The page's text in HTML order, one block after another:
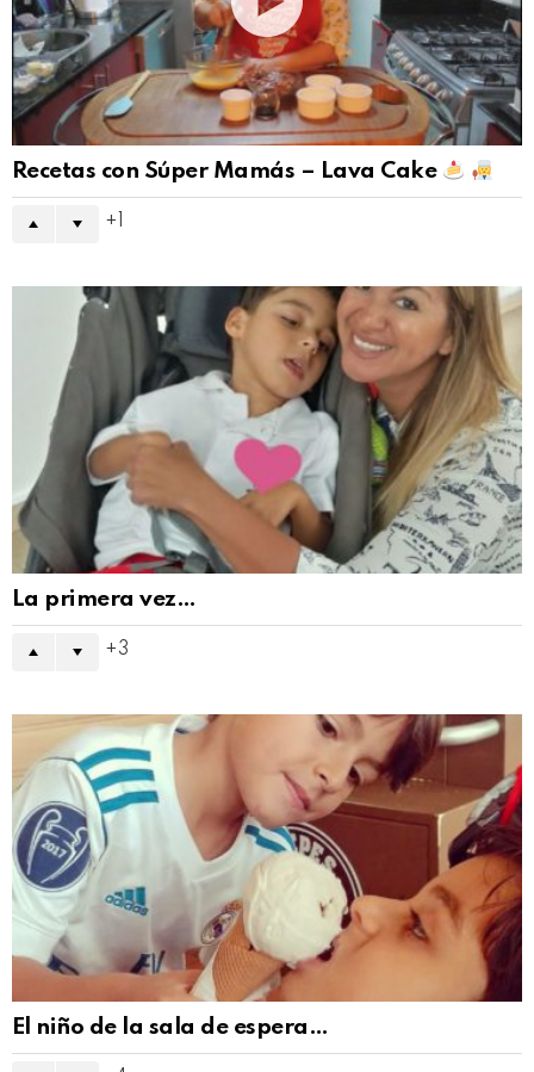
Recetas con Súper Mamás – Lava Cake
1
La primera vez…
3
El niño de la sala de espera…